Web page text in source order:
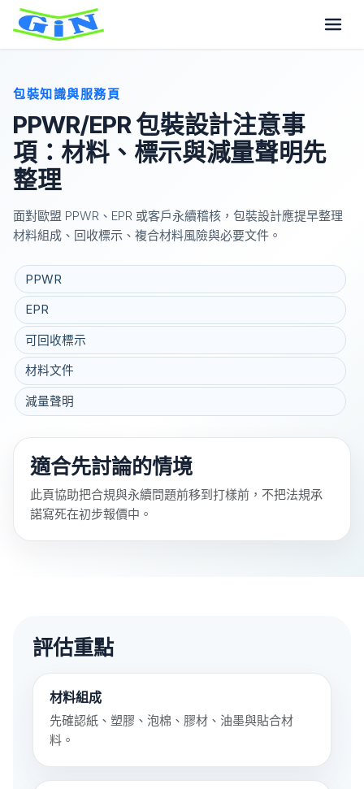
包裝知識與服務頁
PPWR/EPR 包裝設計注意事
項：材料、標示與減量聲明先
整理
面對歐盟 PPWR、EPR 或客戶永續稽核，包裝設計應提早整理
材料組成、回收標示、複合材料風險與必要文件。
PPWR
EPR
可回收標示
材料文件
減量聲明
適合先討論的情境
此頁協助把合規與永續問題前移到打樣前，不把法規承
諾寫死在初步報價中。
評估重點
材料組成
先確認紙、塑膠、泡棉、膠材、油墨與貼合材
料。